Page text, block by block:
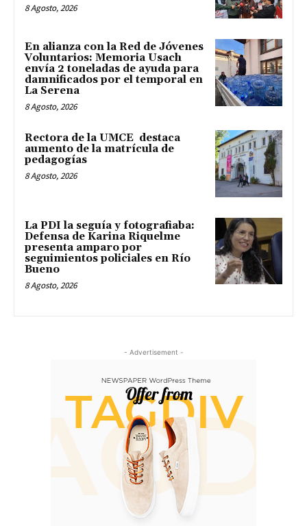
8 Agosto, 2026
En alianza con la Red de Jóvenes
Voluntarios: Memoria Usach
envía 2 toneladas de ayuda para
damnificados por el temporal en
La Serena
8 Agosto, 2026
Rectora de la UMCE destaca
aumento de la matrícula de
pedagogías
8 Agosto, 2026
La PDI la seguía y fotografiaba:
Defensa de Karina Riquelme
presenta amparo por
seguimientos policiales en Río
Bueno
8 Agosto, 2026
- Advertisement -